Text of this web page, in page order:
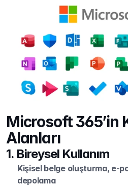
Microsoft 365’in
Alanları
1. Bireysel Kullanım
Kişisel belge oluşturma, e-
depolama